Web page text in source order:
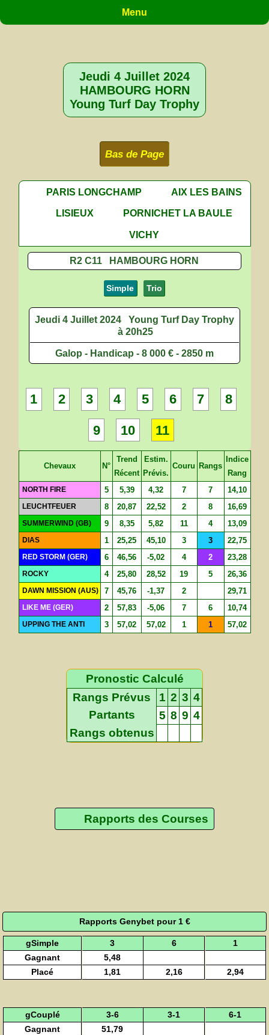
Menu
Jeudi 4 Juillet 2024
HAMBOURG HORN
Young Turf Day Trophy
Bas de Page
PARIS LONGCHAMP
AIX LES BAINS
LISIEUX
PORNICHET LA BAULE
VICHY
R2 C11 HAMBOURG HORN
Simple Trio
Jeudi 4 Juillet 2024
Young Turf Day Trophy
à 20h25
Galop - Handicap - 8 000 € - 2850 m
1 2 3 4 5 6 7 8
9 10 11
Chevaux N°
Trend
Récent
Estim.
Prévis.
Couru Rangs
Indice
Rang
NORTH FIRE 5 5,39 4,32 7 7 14,10
LEUCHTFEUER 8 20,87 22,52 2 8 16,69
SUMMERWIND (GB) 9 8,35 5,82 11 4 13,09
DIAS 1 25,25 45,10 3 3 22,75
RED STORM (GER) 6 46,56 -5,02 4 2 23,28
ROCKY 4 25,80 28,52 19 5 26,36
DAWN MISSION (AUS) 7 45,76 -1,37 2 29,71
LIKE ME (GER) 2 57,83 -5,06 7 6 10,74
UPPING THE ANTI 3 57,02 57,02 1 1 57,02
Pronostic Calculé
Rangs Prévus
1 2 3 4
Partants
5 8 9 4
Rangs obtenus
Rapports des Courses
Rapports Genybet pour 1 €
gSimple 3 6
1
Gagnant
5,48
Placé
1,81 2,16 2,94
gCouplé 3-6 3-1
6-1
Gagnant
51,79